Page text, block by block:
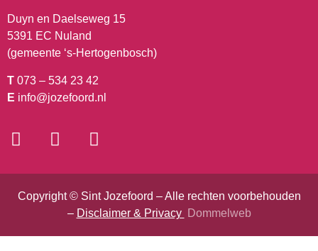
Duyn en Daelseweg 15
5391 EC Nuland
(gemeente ‘s-Hertogenbosch)
T 073 – 534 23 42
E info@jozefoord.nl
Copyright © Sint Jozefoord – Alle rechten voorbehouden
– Disclaimer & Privacy Dommelweb